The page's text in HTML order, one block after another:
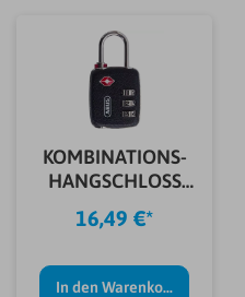
KOMBINATIONS-
HANGSCHLOSS
146TSA/30 B
16,49 €*
In den Warenkorb